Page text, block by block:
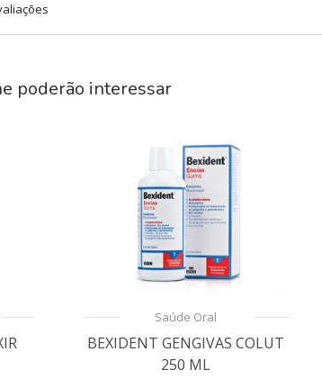
poderão interessar
Saúde Oral
BEXIDENT GENGIVAS COLUT
250 ML